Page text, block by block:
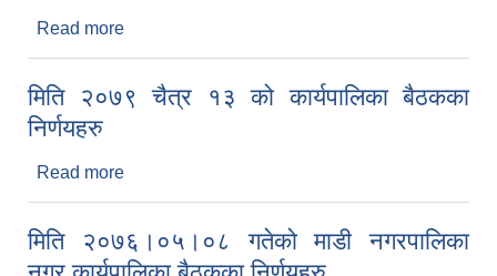
Read more
मिति २०७९ चैत्र १३ को कार्यपालिका बैठकका
निर्णयहरु
Read more
मिति २०७६।०५।०८ गतेको माडी नगरपालिका